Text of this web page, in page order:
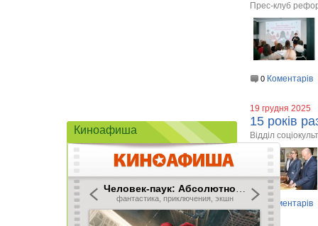
Прес-клуб
0 Коментарів
19 грудня 2025
15 років
Відділ
Коментарів
Киноафиша